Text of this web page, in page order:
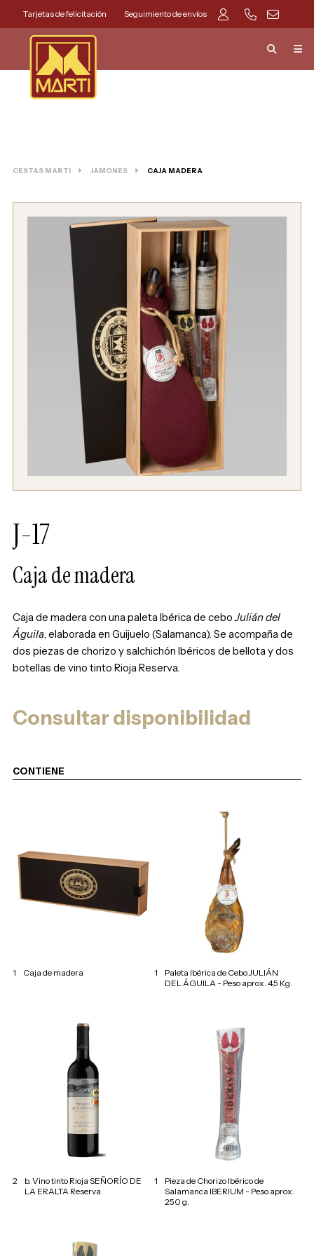
Tarjetas de felicitación Seguimiento de envíos
CESTAS MARTI JAMONES CAJA MADERA
J-17
Caja de madera
Caja de madera con una paleta Ibérica de ceboJulián del
Águila, elaborada en Guijuelo (Salamanca). Se acompaña de
dos piezas de chorizo y salchichón Ibéricos de bellota y dos
botellas de vino tinto Rioja Reserva.
Consultar disponibilidad
CONTIENE
1 Caja de madera 1
Paleta Ibérica de Cebo JULIÁN
DEL ÁGUILA - Peso aprox. 4,5 Kg.
2
b. Vino tinto Rioja SEÑORÍO DE
LA ERALTA Reserva
1
Pieza de Chorizo Ibérico de
Salamanca IBERIUM - Peso aprox.
250 g.